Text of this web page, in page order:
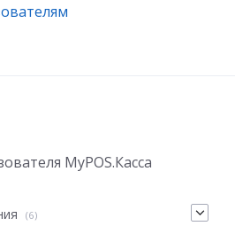
MyPOS.Касса
(6)